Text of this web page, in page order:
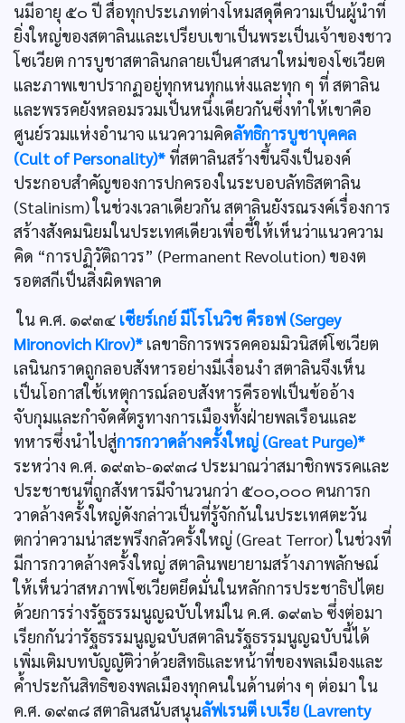
นมีอายุ ๕๐ ปี สื่อทุกประเภทต่างโหมสดุดีความเป็นผู้นำที่
ยิ่งใหญ่ของสตาลินและเปรียบเขาเป็นพระเป็นเจ้าของชาว
โซเวียต การบูชาสตาลินกลายเป็นศาสนาใหม่ของโซเวียต
และภาพเขาปรากฏอยู่ทุกหนทุกแห่งและทุก ๆ ที่ สตาลิน
และพรรคยังหลอมรวมเป็นหนึ่งเดียวกันซึ่งทำให้เขาคือ
ศูนย์รวมแห่งอำนาจ แนวความคิดลัทธิการบูชาบุคคล
(Cult of Personality)* ที่สตาลินสร้างขึ้นจึงเป็นองค์
ประกอบสำคัญของการปกครองในระบอบลัทธิสตาลิน
(Stalinism) ในช่วงเวลาเดียวกัน สตาลินยังรณรงค์เรื่องการ
สร้างสังคมนิยมในประเทศเดียวเพื่อชี้ให้เห็นว่าแนวความ
คิด “การปฏิวัติถาวร” (Permanent Revolution) ของต
รอตสกีเป็นสิ่งผิดพลาด
ใน ค.ศ. ๑๙๓๔ เซียร์เกย์ มีโรโนวิช คีรอฟ (Sergey
Mironovich Kirov)* เลขาธิการพรรคคอมมิวนิสต์โซเวียต
เลนินกราดถูกลอบสังหารอย่างมีเงื่อนงำ สตาลินจึงเห็น
เป็นโอกาสใช้เหตุการณ์ลอบสังหารคีรอฟเป็นข้ออ้าง
จับกุมและกำจัดศัตรูทางการเมืองทั้งฝ่ายพลเรือนและ
ทหารซึ่งนำไปสู่การกวาดล้างครั้งใหญ่ (Great Purge)*
ระหว่าง ค.ศ. ๑๙๓๖-๑๙๓๘ ประมาณว่าสมาชิกพรรคและ
ประชาชนที่ถูกสังหารมีจำนวนกว่า ๕๐๐,๐๐๐ คนการก
วาดล้างครั้งใหญ่ดังกล่าวเป็นที่รู้จักกันในประเทศตะวัน
ตกว่าความน่าสะพรึงกลัวครั้งใหญ่ (Great Terror) ในช่วงที่
มีการกวาดล้างครั้งใหญ่ สตาลินพยายามสร้างภาพลักษณ์
ให้เห็นว่าสหภาพโซเวียตยึดมั่นในหลักการประชาธิปไตย
ด้วยการร่างรัฐธรรมนูญฉบับใหม่ใน ค.ศ. ๑๙๓๖ ซึ่งต่อมา
เรียกกันว่ารัฐธรรมนูญฉบับสตาลินรัฐธรรมนูญฉบับนี้ได้
เพิ่มเติมบทบัญญัติว่าด้วยสิทธิและหน้าที่ของพลเมืองและ
คํ้าประกันสิทธิของพลเมืองทุกคนในด้านต่าง ๆ ต่อมา ใน
ค.ศ. ๑๙๓๘ สตาลินสนับสนุนลัฟเรนตี เบเรีย (Lavrenty